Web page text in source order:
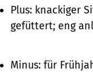
Plus: knackiger
gefüttert; eng
Minus: für